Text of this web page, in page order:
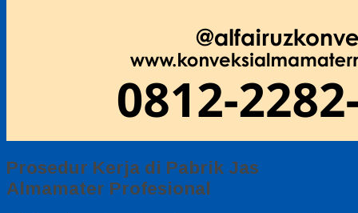
Prosedur Kerja di Pabrik Jas
Almamater Profesional